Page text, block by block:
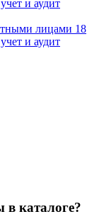
и аудит
лицами 18
и аудит
каталоге?